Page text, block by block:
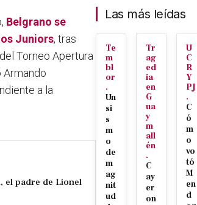
Belgrano se
Juniors, tras
Torneo Apertura
Armando
a la
el padre de Lionel
Las más leídas
Te
m
bl
or
.
Un
si
s
m
o
de
m
ag
nit
ud
Tr
ag
ed
ia
en
G
ua
y
m
all
én
.
C
ay
er
on
U
C
R
Y
PJ
.
C
ó
m
o
vo
tó
M
en
d